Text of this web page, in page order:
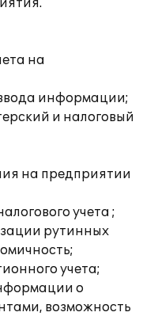
на
информации;
и налоговый
на предприятии
учета ;
рутинных
учета;
о
возможность